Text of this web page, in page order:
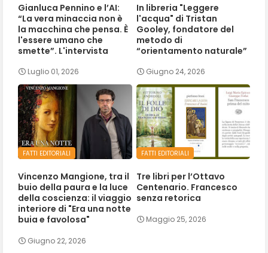
Gianluca Pennino e l’AI:
“La vera minaccia non è
la macchina che pensa. È
l'essere umano che
smette”. L'intervista
Luglio 01, 2026
In libreria "Leggere
l'acqua" di Tristan
Gooley, fondatore del
metodo di
“orientamento naturale”
Giugno 24, 2026
FATTI EDITORIALI
Vincenzo Mangione, tra il
buio della paura e la luce
della coscienza: il viaggio
interiore di "Era una notte
buia e favolosa"
Giugno 22, 2026
FATTI EDITORIALI
Tre libri per l’Ottavo
Centenario. Francesco
senza retorica
Maggio 25, 2026